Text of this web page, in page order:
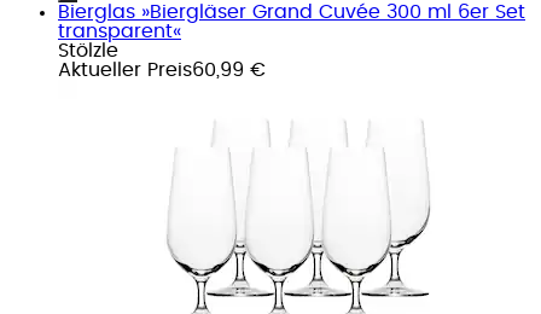
Bierglas »Biergläser Grand Cuvée 300 ml 6er Set
transparent«
Stölzle
Aktueller Preis60,99 €